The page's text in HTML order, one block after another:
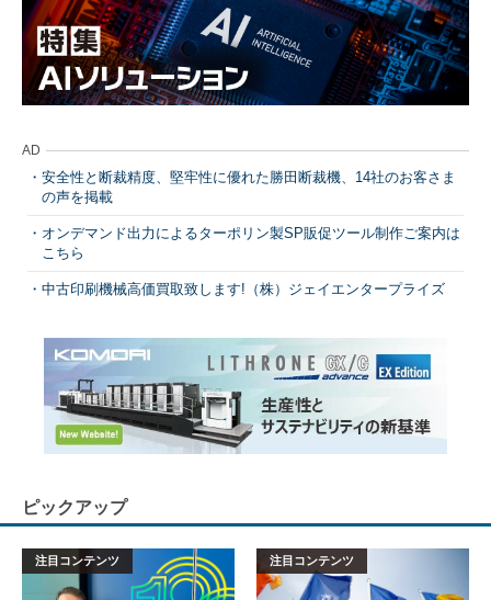
AD
安全性と断裁精度、堅牢性に優れた勝田断裁機、14社のお客さま
の声を掲載
オンデマンド出力によるターポリン製SP販促ツール制作ご案内は
こちら
中古印刷機械高価買取致します!（株）ジェイエンタープライズ
ピックアップ
注目コンテンツ 注目コンテンツ